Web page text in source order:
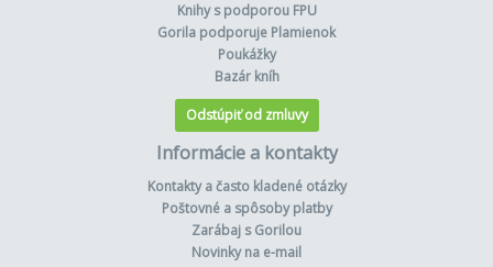
Knihy s podporou FPU
Gorila podporuje Plamienok
Poukážky
Bazár kníh
Odstúpiť od zmluvy
Informácie a kontakty
Kontakty a často kladené otázky
Poštovné a spôsoby platby
Zarábaj s Gorilou
Novinky na e-mail